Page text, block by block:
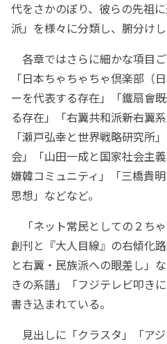
代をさかのぼり、彼らの先祖
派」を様々に分類し、腑分けし
各章ではさらに細かな項目ご
「日本ちゃちゃちゃ倶楽部（
ーを代表する存在」「鐵扇會
る存在」「右翼共和派――新右翼
「瀬戸弘幸と世界戦略研究所
会」「山田一成と国家社会主
嫌韓コミュニティ」「三橋貴
思想」などなど。
「ネット常民としての２ち
創刊と『大人目線』の右傾化
と右翼・民族派への眼差し」
きの系譜」「フジテレビ叩き
書き込まれている。
見出しに「クラスタ」「ア